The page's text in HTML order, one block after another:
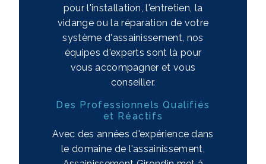
pour l'installation, l'entretien, la
vidange ou la réparation de votre
système d'assainissement, nos
équipes d'experts sont là pour
vous accompagner et vous
conseiller.
Des Professionnels Qualifiés
et Réactifs
Avec des années d'expérience dans
le domaine de l'assainissement,